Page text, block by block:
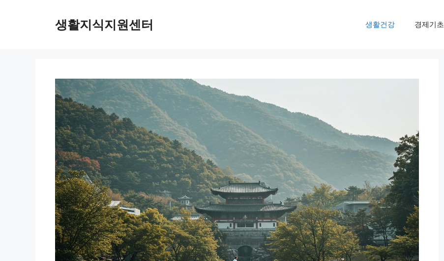
생활지식지원센터 생활건강 경제기초